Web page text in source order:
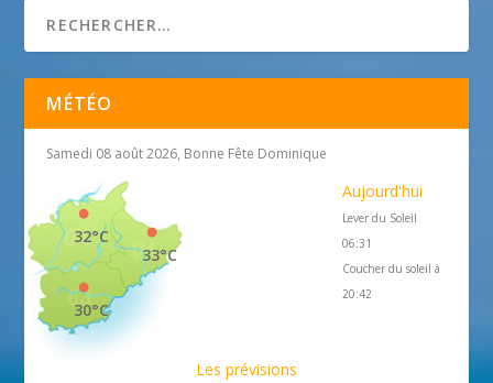
MÉTÉO
Samedi 08 août 2026, Bonne Fête Dominique
33°C
32°C
30°C
Aujourd'hui
Lever du Soleil
06:31
Coucher du soleil à
20:42
Les prévisions